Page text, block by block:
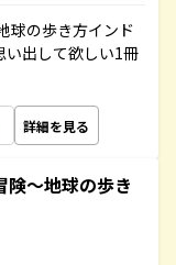
球の歩き方インド
出して欲しい1冊
詳細を見る
険～地球の歩き